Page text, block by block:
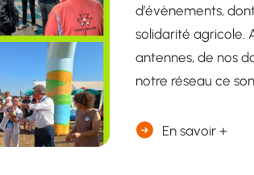
d’évènements,
solidarité agricole.
antennes, de nos
notre réseau ce
En savoir +